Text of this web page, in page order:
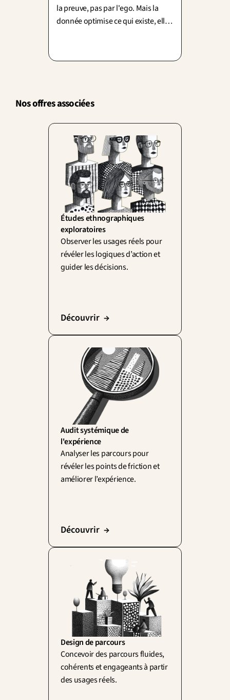
la preuve, pas par l'ego. Mais la
donnée optimise ce qui existe, elle
Nos offres associées
Études ethnographiques
exploratoires
Observer les usages réels pour
révéler les logiques d’action et
guider les décisions.
Découvrir  →
Audit systémique de
l'expérience
Analyser les parcours pour
révéler les points de friction et
améliorer l’expérience.
Découvrir  →
Design de parcours
Concevoir des parcours fluides,
cohérents et engageants à partir
des usages réels.